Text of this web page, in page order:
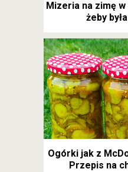
Mizeria na zimę
żeby
Ogórki jak z
Przepis na